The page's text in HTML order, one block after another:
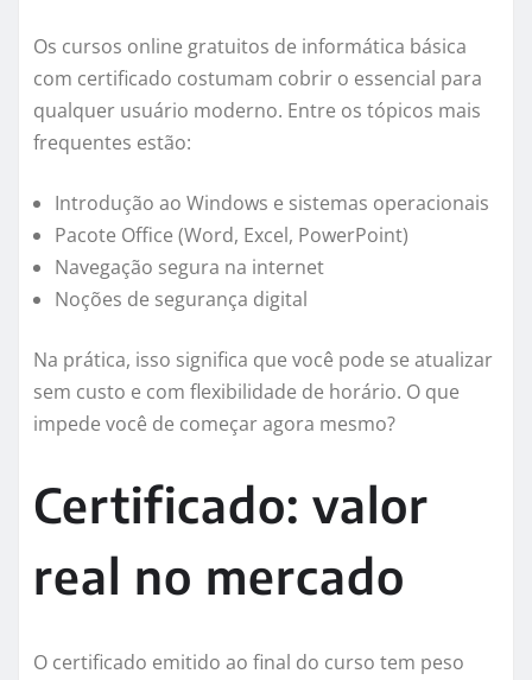
Os cursos online gratuitos de informática básica
com certificado costumam cobrir o essencial para
qualquer usuário moderno. Entre os tópicos mais
frequentes estão:
Introdução ao Windows e sistemas operacionais
Pacote Office (Word, Excel, PowerPoint)
Navegação segura na internet
Noções de segurança digital
Na prática, isso significa que você pode se atualizar
sem custo e com flexibilidade de horário. O que
impede você de começar agora mesmo?
Certificado: valor
real no mercado
O certificado emitido ao final do curso tem peso